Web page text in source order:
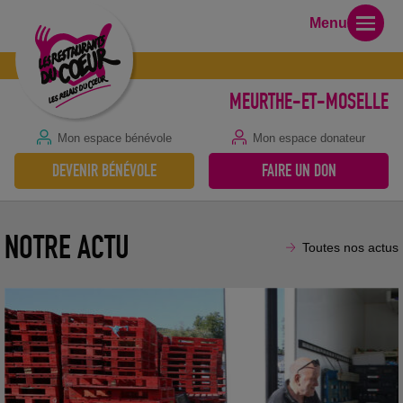
MEURTHE-ET-MOSELLE
Mon espace bénévole Mon espace donateur
DEVENIR BÉNÉVOLE FAIRE UN DON
Menu
NOTRE ACTU Toutes nos actus
12 juin 2026
REJOIGNEZ LES RESTOS DU CŒUR